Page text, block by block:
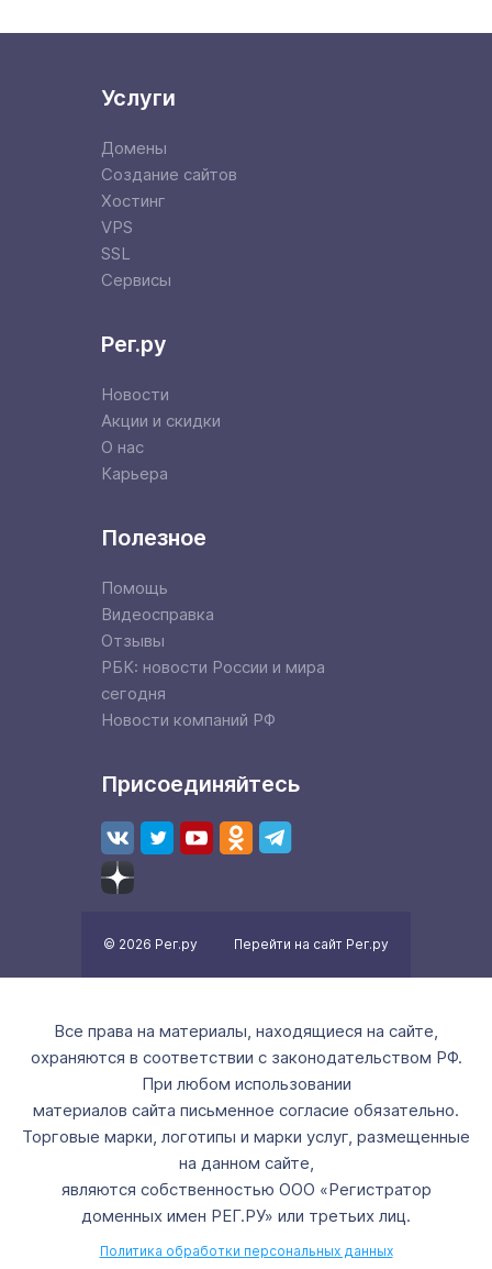
Услуги
Домены
Создание сайтов
Хостинг
VPS
SSL
Сервисы
Рег.ру
Новости
Акции и скидки
О нас
Карьера
Полезное
Помощь
Видеосправка
Отзывы
РБК: новости России и мира
сегодня
Новости компаний РФ
Присоединяйтесь
© 2026 Рег.ру Перейти на сайт Рег.ру
Все права на материалы, находящиеся на сайте,
охраняются в соответствии с законодательством РФ.
При любом использовании
материалов сайта письменное согласие обязательно.
Торговые марки, логотипы и марки услуг, размещенные
на данном сайте,
являются собственностью ООО «Регистратор
доменных имен РЕГ.РУ» или третьих лиц.
Политика обработки персональных данных